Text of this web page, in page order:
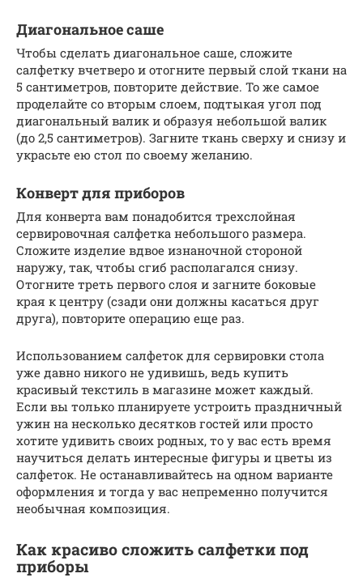
Диагональное саше
Чтобы сделать диагональное саше, сложите
салфетку вчетверо и отогните первый слой ткани на
5 сантиметров, повторите действие. То же самое
проделайте со вторым слоем, подтыкая угол под
диагональный валик и образуя небольшой валик
(до 2,5 сантиметров). Загните ткань сверху и снизу и
украсьте ею стол по своему желанию.
Конверт для приборов
Для конверта вам понадобится трехслойная
сервировочная салфетка небольшого размера.
Сложите изделие вдвое изнаночной стороной
наружу, так, чтобы сгиб располагался снизу.
Отогните треть первого слоя и загните боковые
края к центру (сзади они должны касаться друг
друга), повторите операцию еще раз.
Использованием салфеток для сервировки стола
уже давно никого не удивишь, ведь купить
красивый текстиль в магазине может каждый.
Если вы только планируете устроить праздничный
ужин на несколько десятков гостей или просто
хотите удивить своих родных, то у вас есть время
научиться делать интересные фигуры и цветы из
салфеток. Не останавливайтесь на одном варианте
оформления и тогда у вас непременно получится
необычная композиция.
Как красиво сложить салфетки под
приборы